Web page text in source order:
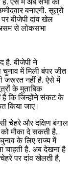
बनाएगी. सूत्रों
बीजेपी दांव खेल
से लोकसभा
है. बीजेपी ने
में मिली बंपर जीत
जरूरत नहीं है. ऐसे में
के मुताबिक
है कि जिन्होंने संकट के
किया जाए।
चेहरे और दक्षिण बंगाल
मौका दे सकती है.
के लिए राज्य में
चाहती है. अब देखना है
पर दांव खेलती है,